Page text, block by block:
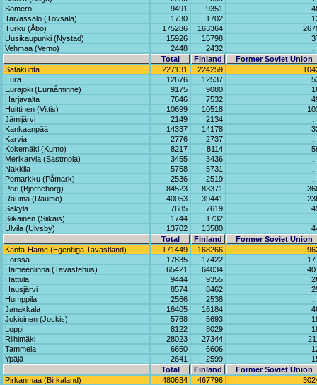
Somero
9491 9351
Taivassalo (Tövsala)
1730 1702
Turku (Åbo)
175286 163364
Uusikaupunki (Nystad)
15926 15798
Vehmaa (Vemo)
2448 2432
Total
Finland
Former Soviet Union
Satakunta
227131 224259
Eura
12676 12537
Eurajoki (Euraåminne)
9175 9080
Harjavalta
7646 7532
Huittinen (Vittis)
10699 10518
Jämijärvi
2149 2134
Kankaanpää
14337 14178
Karvia
2776 2737
Kokemäki (Kumo)
8217 8114
Merikarvia (Sastmola)
3455 3436
Nakkila
5758 5731
Pomarkku (Påmark)
2536 2519
Pori (Björneborg)
84523 83371
Rauma (Raumo)
40053 39441
Säkylä
7685 7619
Siikainen (Siikais)
1744 1732
Ulvila (Ulvsby)
13702 13580
Total
Finland
Former Soviet Union
Kanta-Häme (Egentliga Tavastland)
171449 168266
Forssa
17835 17422
Hämeenlinna (Tavastehus)
65421 64034
Hattula
9444 9355
Hausjärvi
8574 8462
Humppila
2566 2538
Janakkala
16405 16184
Jokioinen (Jockis)
5768 5693
Loppi
8122 8029
Riihimäki
28023 27344
Tammela
6650 6606
Ypäjä
2641 2599
Total
Finland
Former Soviet Union
Pirkanmaa (Birkaland)
480634 467796